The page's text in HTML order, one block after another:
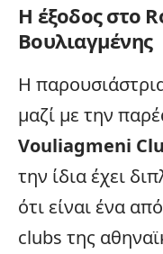
Η έξοδος στο
Βουλιαγμένης
Η
μαζί με την
Vouliagmeni
την ίδια έχει
ότι είναι ένα
clubs της